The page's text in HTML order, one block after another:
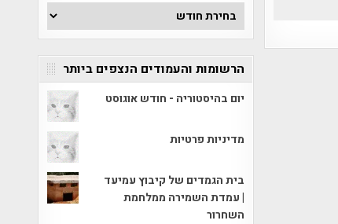
ארכיון
הכתבות
הרשומות והעמודים הנצפים ביותר
יום בהיסטוריה - חודש אוגוסט
מדיניות פרטיות
בית הגמדים של קיבוץ עמיעד
| עמדת השמירה ממלחמת
השחרור